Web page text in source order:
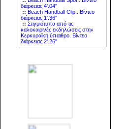
διάρκειας 4'.04''
:: Beach Handball Clip.. Βίντεο
διάρκειας 1'.36''
:: Στιγμιότυπα από τις
καλοκαιρινές εκδηλώσεις στην
Κερκυραϊκή ύπαιθρο. Βίντεο
διάρκειας 2'.26''